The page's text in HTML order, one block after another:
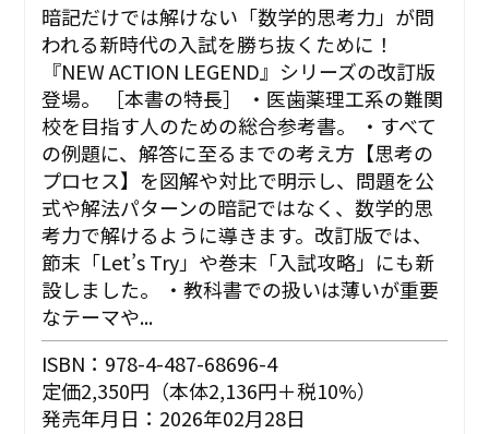
暗記だけでは解けない「数学的思考力」が問
われる新時代の入試を勝ち抜くために！
『NEW ACTION LEGEND』シリーズの改訂版
登場。 ［本書の特長］ ・医歯薬理工系の難関
校を目指す人のための総合参考書。 ・すべて
の例題に、解答に至るまでの考え方【思考の
プロセス】を図解や対比で明示し、問題を公
式や解法パターンの暗記ではなく、数学的思
考力で解けるように導きます。改訂版では、
節末「Let’s Try」や巻末「入試攻略」にも新
設しました。 ・教科書での扱いは薄いが重要
なテーマや...
ISBN：978-4-487-68696-4
定価2,350円（本体2,136円＋税10%）
発売年月日：2026年02月28日